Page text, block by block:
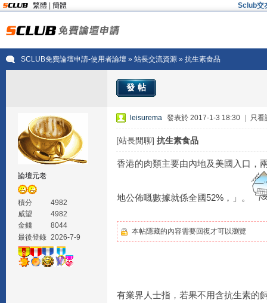
繁體 簡體 Sclub交
SCLUB免費論壇申請-使用者論壇» 站長交流資源» 抗生素食品
發帖
論壇元老
積分
4982
威望
4982
金錢
8044
最後登錄 2026-7-9
leisurema 發表於 2017-1-3 18:30 只看
[站長閒聊] 抗生素食品
香港的肉類主要由內地及美國入口，
地公佈嘅數據就係全國52%，」。
本帖隱藏的內容需要回復才可以瀏覽
有業界人士指，若果不用含抗生素的